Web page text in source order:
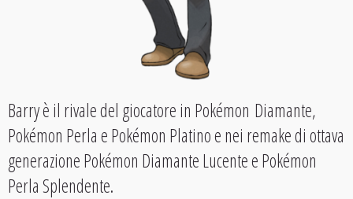
Barry è il rivale del giocatore in Pokémon Diamante,
Pokémon Perla e Pokémon Platino e nei remake di ottava
generazione Pokémon Diamante Lucente e Pokémon
Perla Splendente.